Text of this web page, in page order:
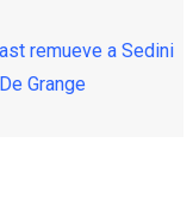
remueve a Sedini
Grange